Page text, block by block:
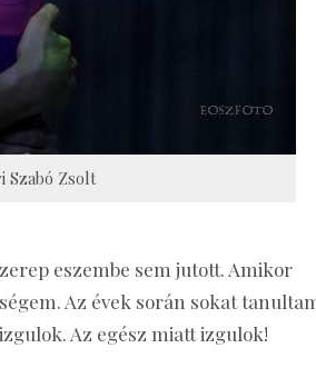
Szabó Zsolt
eszembe sem jutott. Amikor
Az évek során sokat
Az egész miatt izgulok!